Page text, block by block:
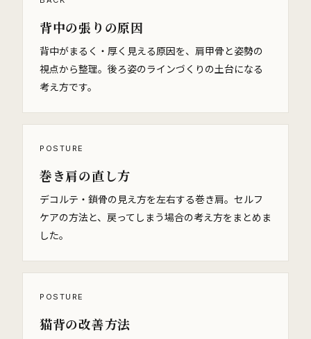
背中の張りの原因
背中がまるく・厚く見える原因を、肩甲骨と姿勢の
視点から整理。後ろ姿のラインづくりの土台になる
考え方です。
POSTURE
巻き肩の直し方
デコルテ・鎖骨の見え方を左右する巻き肩。セルフ
ケアの方法と、戻ってしまう場合の考え方をまとめま
した。
POSTURE
猫背の改善方法